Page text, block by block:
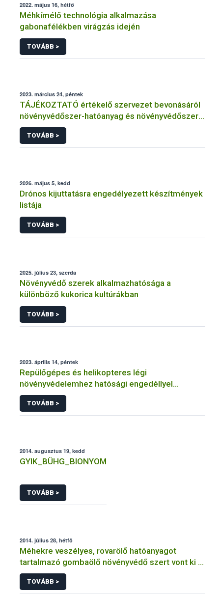
2022. május 16, hétfő
Méhkímélő technológia alkalmazása
gabonafélékben virágzás idején
TOVÁBB >
2023. március 24, péntek
TÁJÉKOZTATÓ értékelő szervezet bevonásáról
növényvédőszer-hatóanyag és növényvédőszer
engedélyezésére, továbbá a meglévő engedély
meghosszabbítására vagy módosítására irányuló
eljárásba
TOVÁBB >
2026. május 5, kedd
Drónos kijuttatásra engedélyezett készítmények
listája
TOVÁBB >
2025. július 23, szerda
Növényvédő szerek alkalmazhatósága a
különböző kukorica kultúrákban
TOVÁBB >
2023. április 14, péntek
Repülőgépes és helikopteres légi
növényvédelemhez hatósági engedéllyel
rendelkező szervezetek
TOVÁBB >
2014. augusztus 19, kedd
GYIK_BÜHG_BIONYOM
TOVÁBB >
2014. július 28, hétfő
Méhekre veszélyes, rovarölő hatóanyagot
tartalmazó gombaölő növényvédő szert vont ki a
forgalomból a NÉBIH
TOVÁBB >